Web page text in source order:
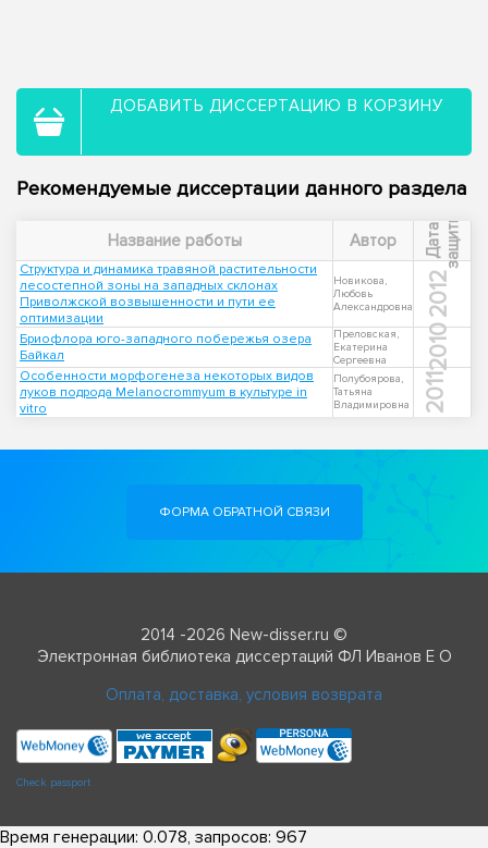
ДОБАВИТЬ ДИССЕРТАЦИЮ В КОРЗИНУ
Рекомендуемые диссертации данного раздела
Название работы Автор Д
а
т
а
з
а
щ
и
т ы
Структура и динамика травяной растительности
лесостепной зоны на западных склонах
Приволжской возвышенности и пути ее
оптимизации
Новикова,
Любовь
Александровна
2012
Бриофлора юго-западного побережья озера
Байкал
Преловская,
Екатерина
Сергеевна
2010
Особенности морфогенеза некоторых видов
луков подрода Melanocrommyum в культуре in
vitro
Полубоярова,
Татьяна
Владимировна
2011
ФОРМА ОБРАТНОЙ СВЯЗИ
2014 -2026 New-disser.ru ©
Электронная библиотека диссертаций ФЛ Иванов Е О
Оплата, доставка, условия возврата
Check passport
Время генерации: 0.078, запросов: 967